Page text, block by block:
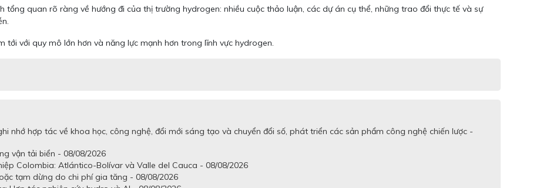
quan rõ ràng về hướng đi của thị trường hydrogen: nhiều cuộc thảo luận, các dự án cụ thể, những trao đổi thực tế và sự
với quy mô lớn hơn và năng lực mạnh hơn trong lĩnh vực hydrogen.
nhớ hợp tác về khoa học, công nghệ, đổi mới sáng tạo và chuyển đổi số, phát triển các sản phẩm công nghệ chiến lược -
vận tải biển - 08/08/2026
Colombia: Atlántico-Bolívar và Valle del Cauca - 08/08/2026
tạm dừng do chi phí gia tăng - 08/08/2026